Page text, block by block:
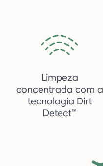
Limpeza
concentrada com a
tecnologia Dirt
Detect™